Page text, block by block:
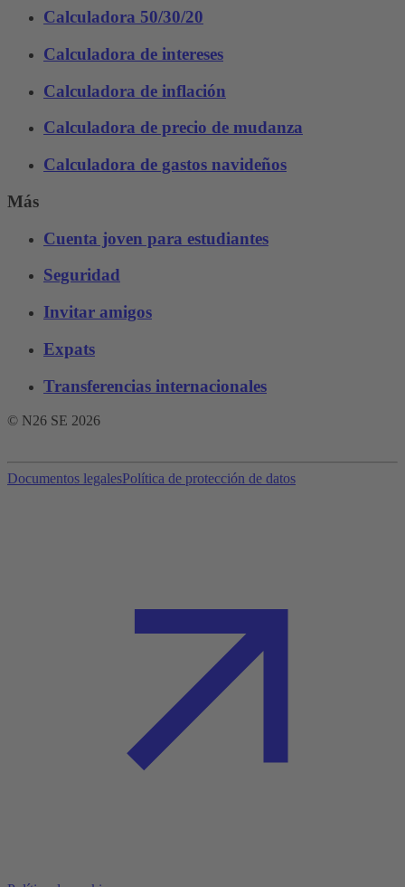
Calculadora 50/30/20
Calculadora de intereses
Calculadora de inflación
Calculadora de precio de mudanza
Calculadora de gastos navideños
Más
Cuenta joven para estudiantes
Seguridad
Invitar amigos
Expats
Transferencias internacionales
© N26 SE 2026
Documentos legalesPolítica de protección de datos